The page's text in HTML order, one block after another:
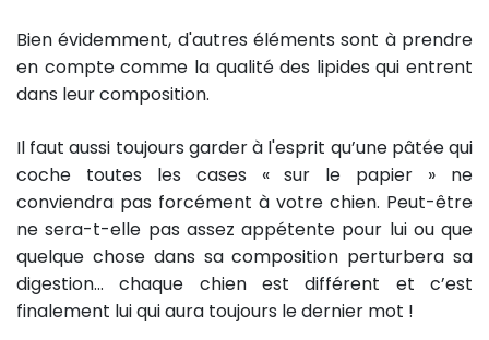
Bien évidemment, d'autres éléments sont à prendre
en compte comme la qualité des lipides qui entrent
dans leur composition.
Il faut aussi toujours garder à l'esprit qu’une pâtée qui
coche toutes les cases « sur le papier » ne
conviendra pas forcément à votre chien. Peut-être
ne sera-t-elle pas assez appétente pour lui ou que
quelque chose dans sa composition perturbera sa
digestion… chaque chien est différent et c’est
finalement lui qui aura toujours le dernier mot !